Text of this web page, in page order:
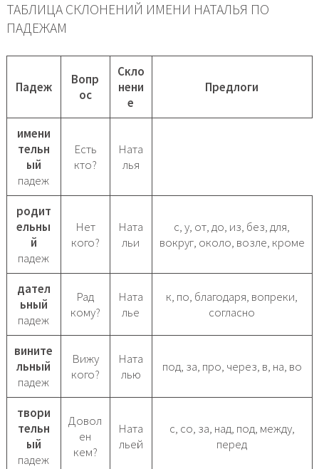
ТАБЛИЦА СКЛОНЕНИЙ ИМЕНИ НАТАЛЬЯ ПО
ПАДЕЖАМ
Падеж
Вопр
ос
Скло
нени
е
Предлоги
имени
тельн
ый
падеж
Есть
кто?
Ната
лья
родит
ельны
й
падеж
Нет
кого?
Ната
льи
с, у, от, до, из, без, для,
вокруг, около, возле, кроме
дател
ьный
падеж
Рад
кому?
Ната
лье
к, по, благодаря, вопреки,
согласно
вините
льный
падеж
Вижу
кого?
Ната
лью
под, за, про, через, в, на, во
твори
тельн
ый
падеж
Довол
ен
кем?
Ната
льей
с, со, за, над, под, между,
перед